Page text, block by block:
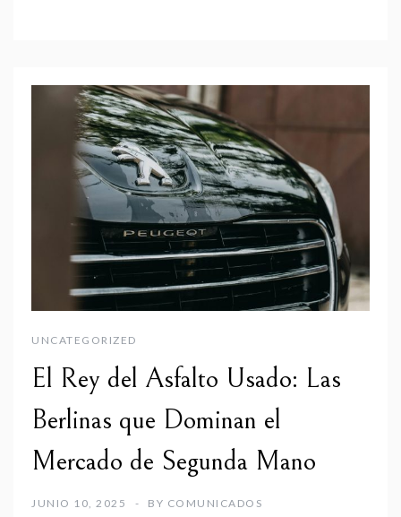
UNCATEGORIZED
El Rey del Asfalto Usado: Las
Berlinas que Dominan el
Mercado de Segunda Mano
JUNIO 10, 2025 BY COMUNICADOS